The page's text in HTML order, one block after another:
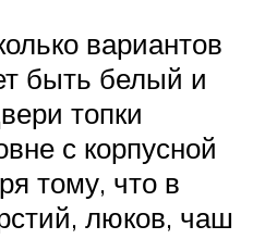
вариантов
быть белый и
топки
с корпусной
тому, что в
люков, чаш